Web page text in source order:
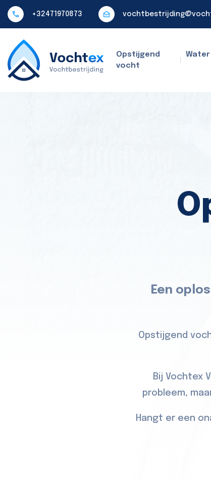
+32471970873
Opstijgend
vocht
Een
Opstijgend
Bij Vochtex
probleem,
Hangt er een